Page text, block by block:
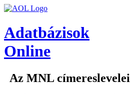
Adatbázisok
Online
Az MNL címereslevelei